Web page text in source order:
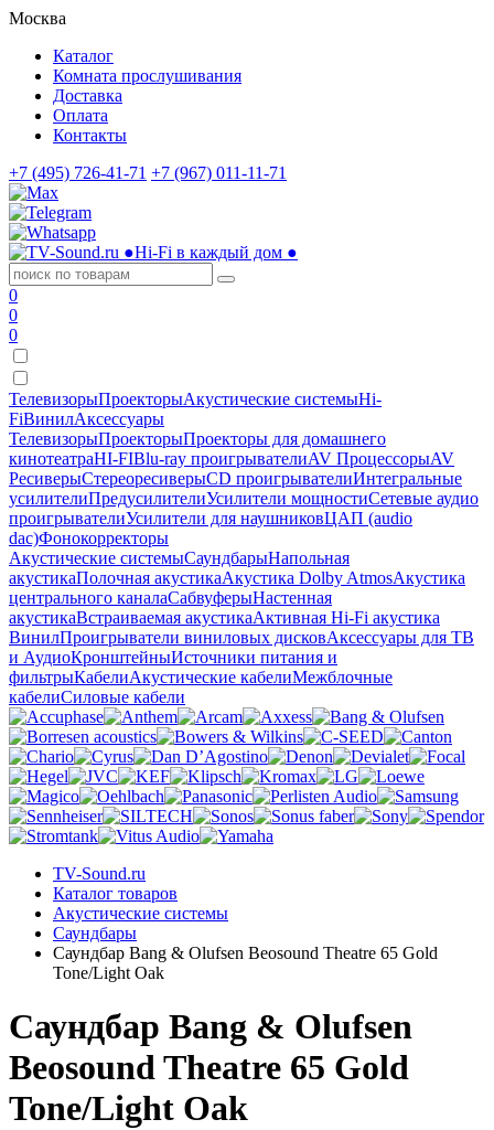
Москва
Каталог
Комната прослушивания
Доставка
Оплата
Контакты
+7 (495) 726-41-71 +7 (967) 011-11-71
●Hi-Fi в каждый дом ●
0
0
0
ТелевизорыПроекторыАкустические системыHi-
FiВинилАксессуары
ТелевизорыПроекторыПроекторы для домашнего
кинотеатраHI-FIBlu-ray проигрывателиAV ПроцессорыAV
РесиверыСтереоресиверыCD проигрывателиИнтегральные
усилителиПредусилителиУсилители мощностиСетевые аудио
проигрывателиУсилители для наушниковЦАП (audio
dac)Фонокорректоры
Акустические системыСаундбарыНапольная
акустикаПолочная акустикаАкустика Dolby AtmosАкустика
центрального каналаСабвуферыНастенная
акустикаВстраиваемая акустикаАктивная Hi-Fi акустика
ВинилПроигрыватели виниловых дисковАксессуары для ТВ
и АудиоКронштейныИсточники питания и
фильтрыКабелиАкустические кабелиМежблочные
кабелиСиловые кабели
TV-Sound.ru
Каталог товаров
Акустические системы
Саундбары
Саундбар Bang & Olufsen Beosound Theatre 65 Gold
Tone/Light Oak
Саундбар Bang & Olufsen
Beosound Theatre 65 Gold
Tone/Light Oak